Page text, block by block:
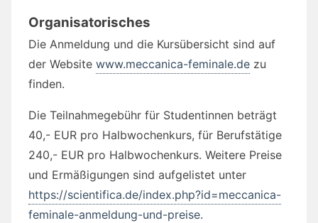
Organisatorisches
Die Anmeldung und die Kursübersicht sind auf
der Website www.meccanica-feminale.de zu
finden.
Die Teilnahmegebühr für Studentinnen beträgt
40,- EUR pro Halbwochenkurs, für Berufstätige
240,- EUR pro Halbwochenkurs. Weitere Preise
und Ermäßigungen sind aufgelistet unter
https://scientifica.de/index.php?id=meccanica-
feminale-anmeldung-und-preise.